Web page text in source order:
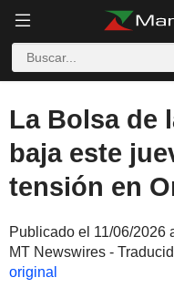
La Bolsa de
baja este
tensión en
Publicado el 11/06/2026
MT Newswires -
original